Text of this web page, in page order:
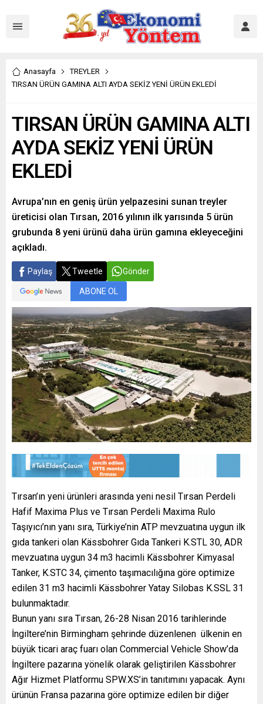
Anasayfa
TREYLER
TIRSAN ÜRÜN GAMINA ALTI AYDA SEKİZ YENİ ÜRÜN EKLEDİ
TIRSAN ÜRÜN GAMINA ALTI
AYDA SEKİZ YENİ ÜRÜN
EKLEDİ
Avrupa’nın en geniş ürün yelpazesini sunan treyler
üreticisi olan Tırsan, 2016 yılının ilk yarısında 5 ürün
grubunda 8 yeni ürünü daha ürün gamına ekleyeceğini
açıkladı.
Paylaş Tweetle Gönder
ABONE OL
Tırsan’ın yeni ürünleri arasında yeni nesil Tırsan Perdeli
Hafif Maxima Plus ve Tırsan Perdeli Maxima Rulo
Taşıyıcı’nın yanı sıra, Türkiye’nin ATP mevzuatına uygun ilk
gıda tankeri olan Kässbohrer Gıda Tankeri K.STL 30, ADR
mevzuatına uygun 34 m3 hacimli Kässbohrer Kimyasal
Tanker, K.STC 34, çimento taşımacılığına göre optimize
edilen 31 m3 hacimli Kässbohrer Yatay Silobas K.SSL 31
bulunmaktadır.
Bunun yanı sıra Tırsan, 26-28 Nisan 2016 tarihlerinde
İngiltere’nin Birmingham şehrinde düzenlenen ülkenin en
büyük ticari araç fuarı olan Commercial Vehicle Show’da
İngiltere pazarına yönelik olarak geliştirilen Kässbohrer
Ağır Hizmet Platformu SPW.XS’in tanıtımını yapacak. Aynı
ürünün Fransa pazarına göre optimize edilen bir diğer